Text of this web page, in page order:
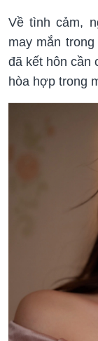
Về tình cảm,
may mắn
đã kết hôn cần
hòa hợp trong